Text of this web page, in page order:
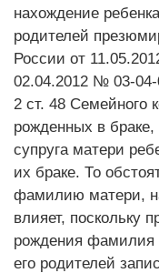
нахождение
родителей
России от
02.04.2012 № 03-04-
2 ст. 48 Семейного
рожденных в
супруга матери
их браке. То
фамилию матери,
влияет, поскольку
рождения фамилия
его родителей